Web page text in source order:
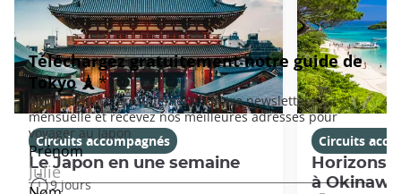
Circuits accompagnés
Le Japon en une semaine
9 jours
Circuits
Horizons
à Okinawa